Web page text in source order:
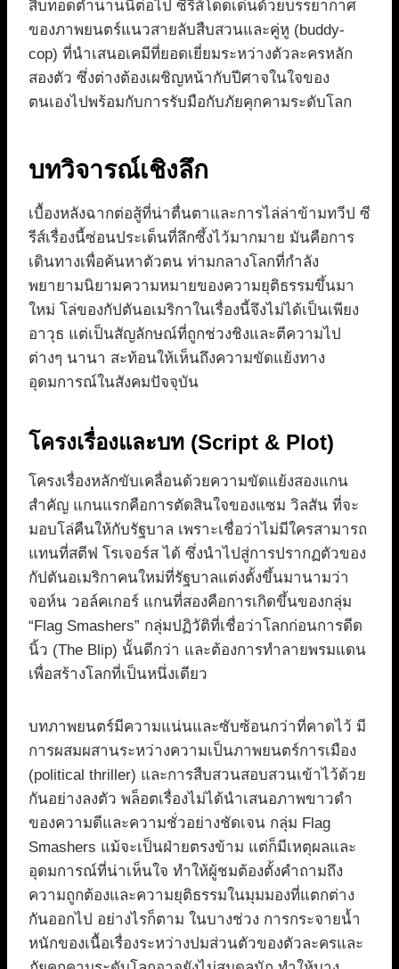
สืบทอดตำนานนี้ต่อไป ซีรีส์โดดเด่นด้วยบรรยากาศ
ของภาพยนตร์แนวสายลับสืบสวนและคู่หู (buddy-
cop) ที่นำเสนอเคมีที่ยอดเยี่ยมระหว่างตัวละครหลัก
สองตัว ซึ่งต่างต้องเผชิญหน้ากับปีศาจในใจของ
ตนเองไปพร้อมกับการรับมือกับภัยคุกคามระดับโลก
บทวิจารณ์เชิงลึก
เบื้องหลังฉากต่อสู้ที่น่าตื่นตาและการไล่ล่าข้ามทวีป ซี
รีส์เรื่องนี้ซ่อนประเด็นที่ลึกซึ้งไว้มากมาย มันคือการ
เดินทางเพื่อค้นหาตัวตน ท่ามกลางโลกที่กำลัง
พยายามนิยามความหมายของความยุติธรรมขึ้นมา
ใหม่ โล่ของกัปตันอเมริกาในเรื่องนี้จึงไม่ได้เป็นเพียง
อาวุธ แต่เป็นสัญลักษณ์ที่ถูกช่วงชิงและตีความไป
ต่างๆ นานา สะท้อนให้เห็นถึงความขัดแย้งทาง
อุดมการณ์ในสังคมปัจจุบัน
โครงเรื่องและบท (Script & Plot)
โครงเรื่องหลักขับเคลื่อนด้วยความขัดแย้งสองแกน
สำคัญ แกนแรกคือการตัดสินใจของแซม วิลสัน ที่จะ
มอบโล่คืนให้กับรัฐบาล เพราะเชื่อว่าไม่มีใครสามารถ
แทนที่สตีฟ โรเจอร์ส ได้ ซึ่งนำไปสู่การปรากฏตัวของ
กัปตันอเมริกาคนใหม่ที่รัฐบาลแต่งตั้งขึ้นมานามว่า
จอห์น วอล์คเกอร์ แกนที่สองคือการเกิดขึ้นของกลุ่ม
“Flag Smashers” กลุ่มปฏิวัติที่เชื่อว่าโลกก่อนการดีด
นิ้ว (The Blip) นั้นดีกว่า และต้องการทำลายพรมแดน
เพื่อสร้างโลกที่เป็นหนึ่งเดียว
บทภาพยนตร์มีความแน่นและซับซ้อนกว่าที่คาดไว้ มี
การผสมผสานระหว่างความเป็นภาพยนตร์การเมือง
(political thriller) และการสืบสวนสอบสวนเข้าไว้ด้วย
กันอย่างลงตัว พล็อตเรื่องไม่ได้นำเสนอภาพขาวดำ
ของความดีและความชั่วอย่างชัดเจน กลุ่ม Flag
Smashers แม้จะเป็นฝ่ายตรงข้าม แต่ก็มีเหตุผลและ
อุดมการณ์ที่น่าเห็นใจ ทำให้ผู้ชมต้องตั้งคำถามถึง
ความถูกต้องและความยุติธรรมในมุมมองที่แตกต่าง
กันออกไป อย่างไรก็ตาม ในบางช่วง การกระจายน้ำ
หนักของเนื้อเรื่องระหว่างปมส่วนตัวของตัวละครและ